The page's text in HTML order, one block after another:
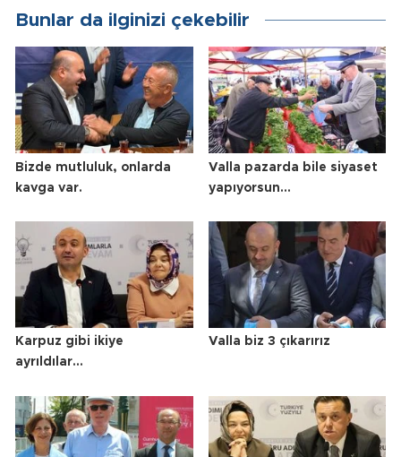
Bunlar da ilginizi çekebilir
Bizde mutluluk, onlarda
kavga var.
Valla pazarda bile siyaset
yapıyorsun…
Karpuz gibi ikiye
ayrıldılar…
Valla biz 3 çıkarırız